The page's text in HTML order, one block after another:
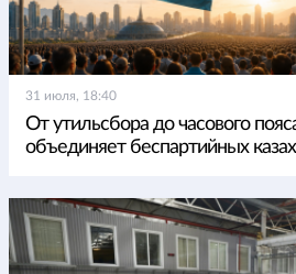
31 июля, 18:40
От утильсбора до часового
объединяет беспартийных